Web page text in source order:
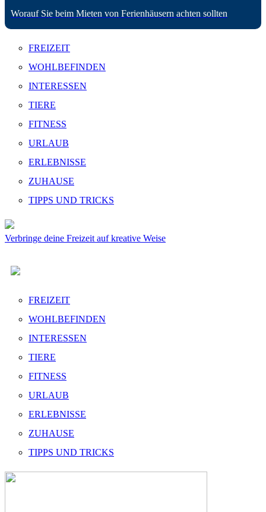
Worauf Sie beim Mieten von Ferienhäusern achten sollten
FREIZEIT
WOHLBEFINDEN
INTERESSEN
TIERE
FITNESS
URLAUB
ERLEBNISSE
ZUHAUSE
TIPPS UND TRICKS
Verbringe deine Freizeit auf kreative Weise
FREIZEIT
WOHLBEFINDEN
INTERESSEN
TIERE
FITNESS
URLAUB
ERLEBNISSE
ZUHAUSE
TIPPS UND TRICKS